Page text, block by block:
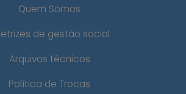
Quem Somos
de gestão social
Arquivos técnicos
Política de Trocas